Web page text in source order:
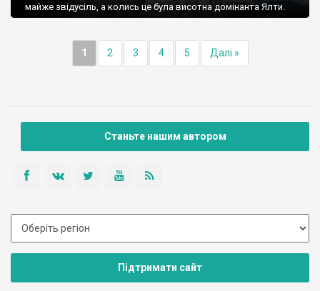
майже звідусіль, а колись це була висотна домінанта Ялти.
1 2 3 4 5 Далі »
Станьте нашим автором
Підтримати сайт